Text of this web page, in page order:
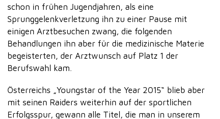
schon in frühen Jugendjahren, als eine
Sprunggelenkverletzung ihn zu einer Pause mit
einigen Arztbesuchen zwang, die folgenden
Behandlungen ihn aber für die medizinische Materie
begeisterten, der Arztwunsch auf Platz 1 der
Berufswahl kam.
Österreichs „Youngstar of the Year 2015“ blieb aber
mit seinen Raiders weiterhin auf der sportlichen
Erfolgsspur, gewann alle Titel, die man in unserem